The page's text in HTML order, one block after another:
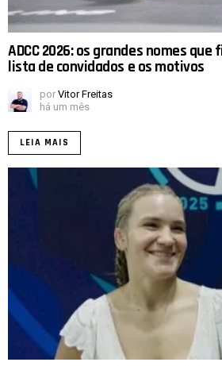
ADCC 2026: os grandes nomes
lista de convidados e os motivos
por Vitor Freitas
há um mês
LEIA MAIS